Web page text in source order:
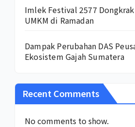
Imlek Festival 2577
UMKM di Ramadan
Dampak Perubahan DAS
Ekosistem Gajah Sumatera
Recent Comments
No comments to show.